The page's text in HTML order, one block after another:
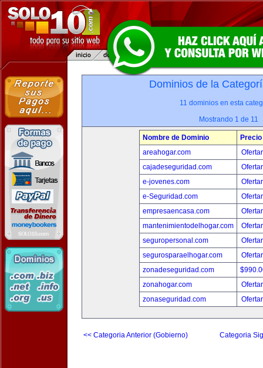
Dominios de la
11 dominios en esta
Mostrando 1 de 11
Nombre de Dominio
Precio
areahogar.com
cajadeseguridad.com
e-jovenes.com
e-Seguridad.com
empresaencasa.com
mantenimientodelhogar.com
seguropersonal.com
segurosparaelhogar.com
zonadeseguridad.com
zonahogar.com
zonaseguridad.com
<< Categoria Anterior (Gobierno) Categoria